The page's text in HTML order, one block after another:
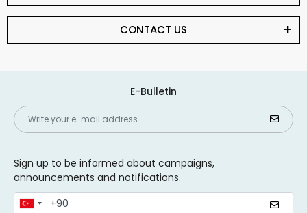
CONTACT US
E-Bulletin
Sign up to be informed about campaigns,
announcements and notifications.